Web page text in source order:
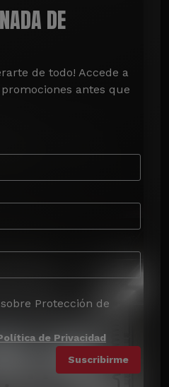
DE
de todo! Accede a
antes que
Protección de
de Privacidad